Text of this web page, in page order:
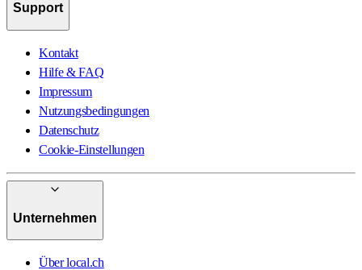
Support
Kontakt
Hilfe & FAQ
Impressum
Nutzungsbedingungen
Datenschutz
Cookie-Einstellungen
Unternehmen
Über local.ch